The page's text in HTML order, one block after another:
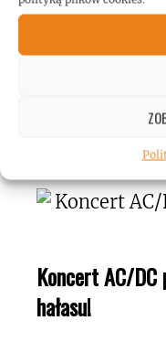
Kerry King o
Koncert AC/DC
hałasu!